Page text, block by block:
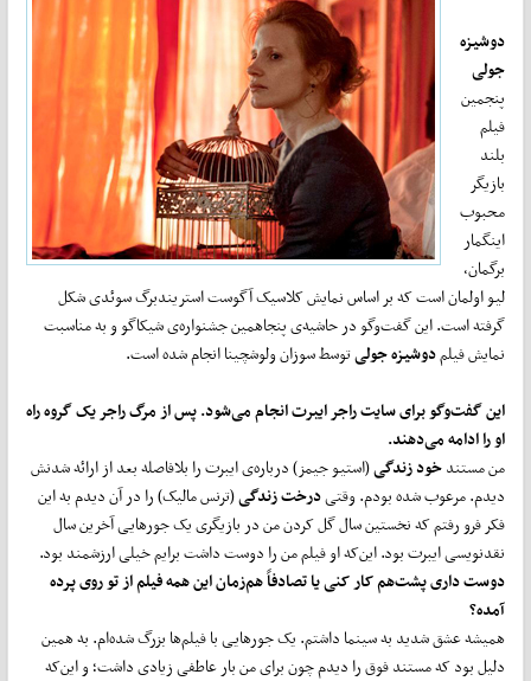
دوشیزه
جولی
پنجمین
فیلم
بلند
بازیگر
محبوب
اینگمار
برگمان،
لیو اولمان است که بر اساس نمایش کلاسیک آگوست استریندبرگ سوئدی شکل
گرفته است. این گفت‌وگو در حاشیه‌ی پنجاهمین جشنواره‌ی شیکاگو و به مناسبت
نمایش فیلمدوشیزه جولیتوسط سوزان ولوشچینا انجام شده است.
این گفت‌وگو برای سایت راجر ایبرت انجام می‌شود. پس از مرگ راجر یک گروه راه
او را ادامه می‌دهند.
من مستندخود زندگی(استیو جیمز) درباره‌ی ایبرت را بلافاصله بعد از ارائه شدنش
دیدم. مرعوب شده بودم. وقتیدرخت زندگی(ترنس مالیک) را در آن دیدم به این
فکر فرو رفتم که نخستین سال گل کردن من در بازیگری یک جورهایی آخرین سال
نقدنویسی ایبرت بود. این‌که او فیلم من را دوست داشت برایم خیلی ارزشمند بود.
دوست داری پشت‌هم کار کنی یا تصادفاً هم‌زمان این همه فیلم از تو روی پرده
آمده؟
همیشه عشق شدید به سینما داشتم. یک جورهایی با فیلم‌ها بزرگ شده‌ام. به همین
دلیل بود که مستند فوق را دیدم چون برای من بار عاطفی زیادی داشت؛ و این‌که